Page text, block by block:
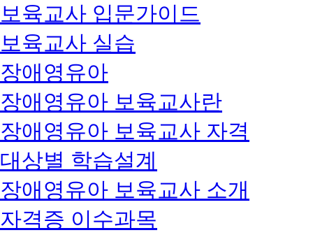
보육교사 입문가이드
보육교사 실습
장애영유아
장애영유아 보육교사란
장애영유아 보육교사 자격
대상별 학습설계
장애영유아 보육교사 소개
자격증 이수과목